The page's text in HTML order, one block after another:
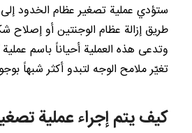
ستؤدي عملية تصغير عظام الخدود
طريق إزالة عظام الوجنتين أو إصلاح
وتدعى هذه العملية أحياناً باسم عملية
تغيّر ملامح الوجه لتبدو أكثر شبهاً
كيف يتم إجراء عملية